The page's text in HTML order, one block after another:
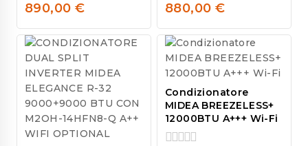
0
out
of
5
890,00 €
0
out
of
5
880,00 €
Condizionatore
MIDEA BREEZELESS+
12000BTU A+++ Wi-Fi